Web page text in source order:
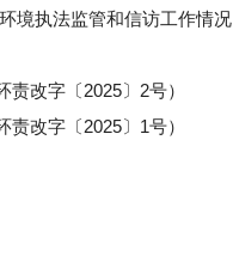
境执法监管和信访工作情况
改字〔2025〕2号）
改字〔2025〕1号）